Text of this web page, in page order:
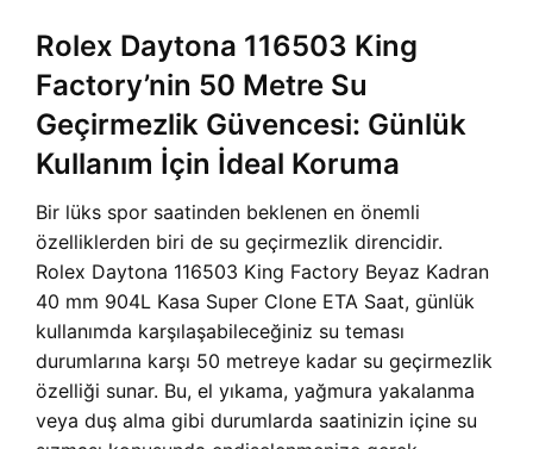
Rolex Daytona 116503 King
Factory’nin 50 Metre Su
Geçirmezlik Güvencesi: Günlük
Kullanım İçin İdeal Koruma
Bir lüks spor saatinden beklenen en önemli
özelliklerden biri de su geçirmezlik direncidir.
Rolex Daytona 116503 King Factory Beyaz Kadran
40 mm 904L Kasa Super Clone ETA Saat, günlük
kullanımda karşılaşabileceğiniz su teması
durumlarına karşı 50 metreye kadar su geçirmezlik
özelliği sunar. Bu, el yıkama, yağmura yakalanma
veya duş alma gibi durumlarda saatinizin içine su